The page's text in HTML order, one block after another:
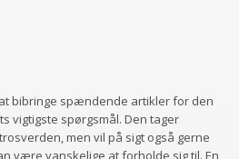
bibringe spændende artikler for den
vigtigste spørgsmål. Den tager
men vil på sigt også gerne
være vanskelige at forholde sig til. En